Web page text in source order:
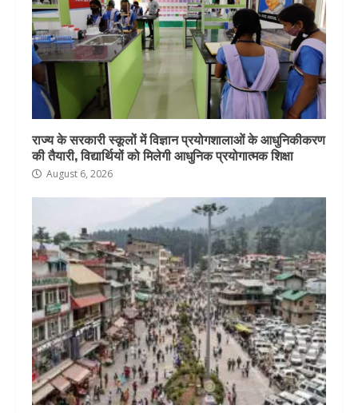
राज्य के सरकारी स्कूलों में विज्ञान प्रयोगशालाओं के आधुनिकीकरण
की तैयारी, विद्यार्थियों को मिलेगी आधुनिक प्रयोगात्मक शिक्षा
August 6, 2026